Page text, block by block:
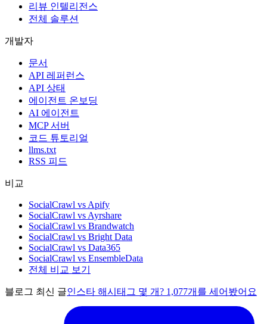
리뷰 인텔리전스
전체 솔루션
개발자
문서
API 레퍼런스
API 상태
에이전트 온보딩
AI 에이전트
MCP 서버
코드 튜토리얼
llms.txt
RSS 피드
비교
SocialCrawl vs Apify
SocialCrawl vs Ayrshare
SocialCrawl vs Brandwatch
SocialCrawl vs Bright Data
SocialCrawl vs Data365
SocialCrawl vs EnsembleData
전체 비교 보기
블로그 최신 글인스타 해시태그 몇 개? 1,077개를 세어봤어요